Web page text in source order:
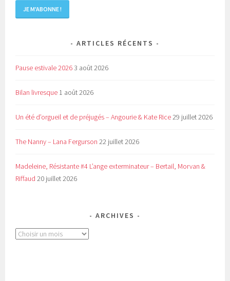
ARTICLES RÉCENTS
Pause estivale 20263 août 2026
Bilan livresque 1 août 2026
Un été d’orgueil et de préjugés – Angourie & Kate Rice29 juillet 2026
The Nanny – Lana Fergurson 22 juillet 2026
Madeleine, Résistante #4 L’ange exterminateur – Bertail, Morvan &
Riffaud 20 juillet 2026
ARCHIVES
Archives